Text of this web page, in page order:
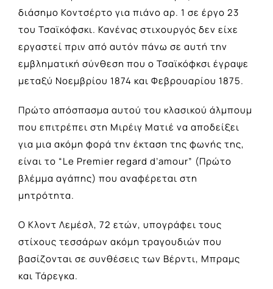
διάσημο Κοντσέρτο για πιάνο αρ. 1 σε έργο 23
του Τσαϊκόφσκι. Κανένας στιχουργός δεν είχε
εργαστεί πριν από αυτόν πάνω σε αυτή την
εμβληματική σύνθεση που ο Τσαϊκόφκσι έγραψε
μεταξύ Νοεμβρίου 1874 και Φεβρουαρίου 1875.
Πρώτο απόσπασμα αυτού του κλασικού άλμπουμ
που επιτρέπει στη Μιρέιγ Ματιέ να αποδείξει
για μια ακόμη φορά την έκταση της φωνής της,
είναι το “Le Premier regard d’amour” (Πρώτο
βλέμμα αγάπης) που αναφέρεται στη
μητρότητα.
Ο Κλοντ Λεμέσλ, 72 ετών, υπογράφει τους
στίχους τεσσάρων ακόμη τραγουδιών που
βασίζονται σε συνθέσεις των Βέρντι, Μπραμς
και Τάρεγκα.